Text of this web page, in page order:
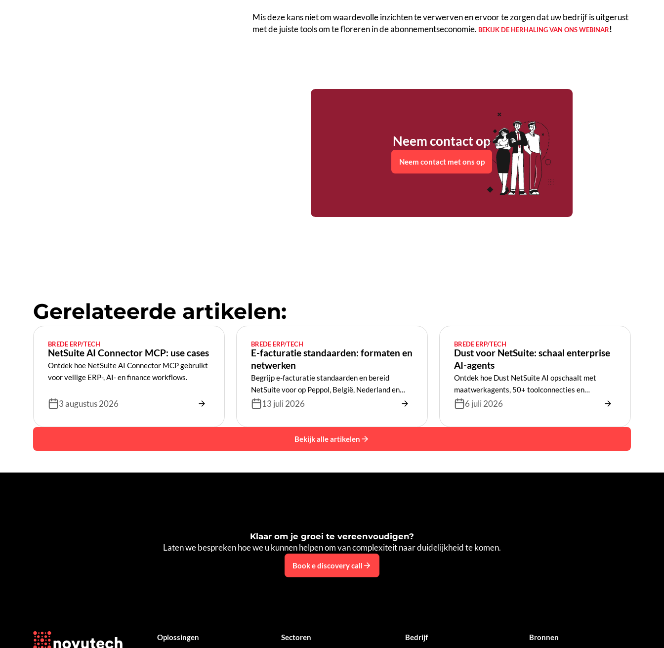
Mis deze kans niet om waardevolle inzichten te verwerven en ervoor te zorgen dat uw bedrijf is uitgerust
met de juiste tools om te floreren in de abonnementseconomie. BEKIJK DE HERHALING VAN ONS WEBINAR!
Neem contact op
Neem contact met ons op
Gerelateerde artikelen:
BREDE ERP/TECH
NetSuite AI Connector MCP: use cases
Ontdek hoe NetSuite AI Connector MCP gebruikt
voor veilige ERP-, AI- en finance workflows.
3 augustus 2026
BREDE ERP/TECH
E-facturatie standaarden: formaten en
netwerken
Begrijp e-facturatie standaarden en bereid
NetSuite voor op Peppol, België, Nederland en
Europa.13 juli 2026
BREDE ERP/TECH
Dust voor NetSuite: schaal enterprise
AI-agents
Ontdek hoe Dust NetSuite AI opschaalt met
maatwerkagents, 50+ toolconnecties en
enterprise AI-orkestratie voor je organisatie.
6 juli 2026
Bekijk alle artikelen
Klaar om je groei te vereenvoudigen?
Laten we bespreken hoe we u kunnen helpen om van complexiteit naar duidelijkheid te komen.
Book e discovery call
Oplossingen Sectoren Bedrijf Bronnen